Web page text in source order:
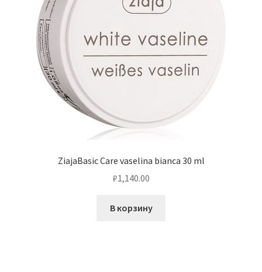
ZiajaBasic Care vaselina bianca 30 ml
₽1,140.00
В корзину